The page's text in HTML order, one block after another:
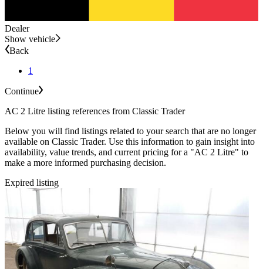
Dealer
Show vehicle
Back
1
Continue
AC 2 Litre listing references from Classic Trader
Below you will find listings related to your search that are no longer
available on Classic Trader. Use this information to gain insight into
availability, value trends, and current pricing for a "AC 2 Litre" to
make a more informed purchasing decision.
Expired listing